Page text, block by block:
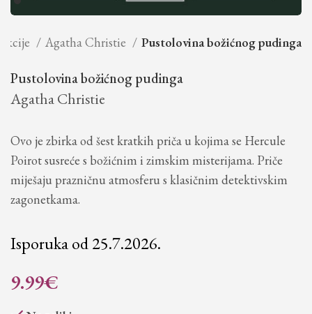
Agatha Christie Pustolovina božićnog pudinga
Pustolovina božićnog pudinga
Agatha Christie
Ovo je zbirka od šest kratkih priča u kojima se Hercule
Poirot susreće s božićnim i zimskim misterijama. Priče
miješaju prazničnu atmosferu s klasičnim detektivskim
zagonetkama.
Isporuka od 25.7.2026.
9.99€